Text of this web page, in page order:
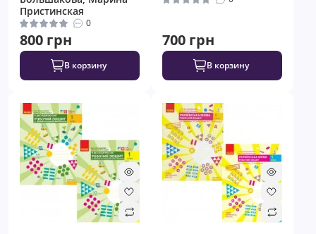
Пристинская
0
800 грн
В корзину
700 грн
В корзину